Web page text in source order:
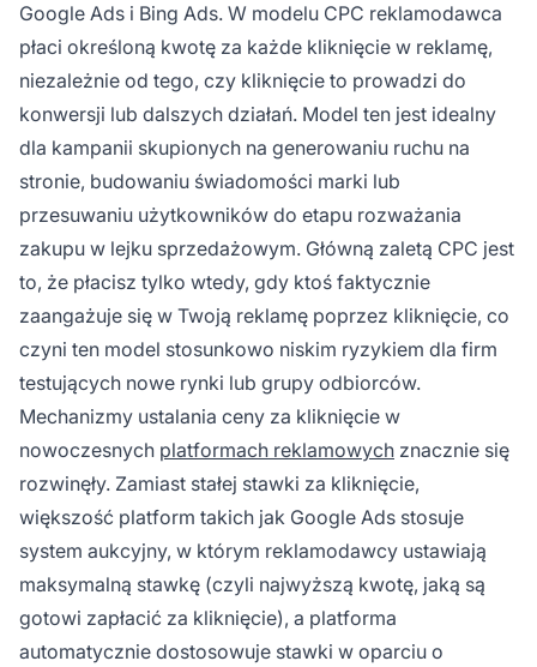
Google Ads i Bing Ads. W modelu CPC reklamodawca
płaci określoną kwotę za każde kliknięcie w reklamę,
niezależnie od tego, czy kliknięcie to prowadzi do
konwersji lub dalszych działań. Model ten jest idealny
dla kampanii skupionych na generowaniu ruchu na
stronie, budowaniu świadomości marki lub
przesuwaniu użytkowników do etapu rozważania
zakupu w lejku sprzedażowym. Główną zaletą CPC jest
to, że płacisz tylko wtedy, gdy ktoś faktycznie
zaangażuje się w Twoją reklamę poprzez kliknięcie, co
czyni ten model stosunkowo niskim ryzykiem dla firm
testujących nowe rynki lub grupy odbiorców.
Mechanizmy ustalania ceny za kliknięcie w
nowoczesnych platformach reklamowych znacznie się
rozwinęły. Zamiast stałej stawki za kliknięcie,
większość platform takich jak Google Ads stosuje
system aukcyjny, w którym reklamodawcy ustawiają
maksymalną stawkę (czyli najwyższą kwotę, jaką są
gotowi zapłacić za kliknięcie), a platforma
automatycznie dostosowuje stawki w oparciu o